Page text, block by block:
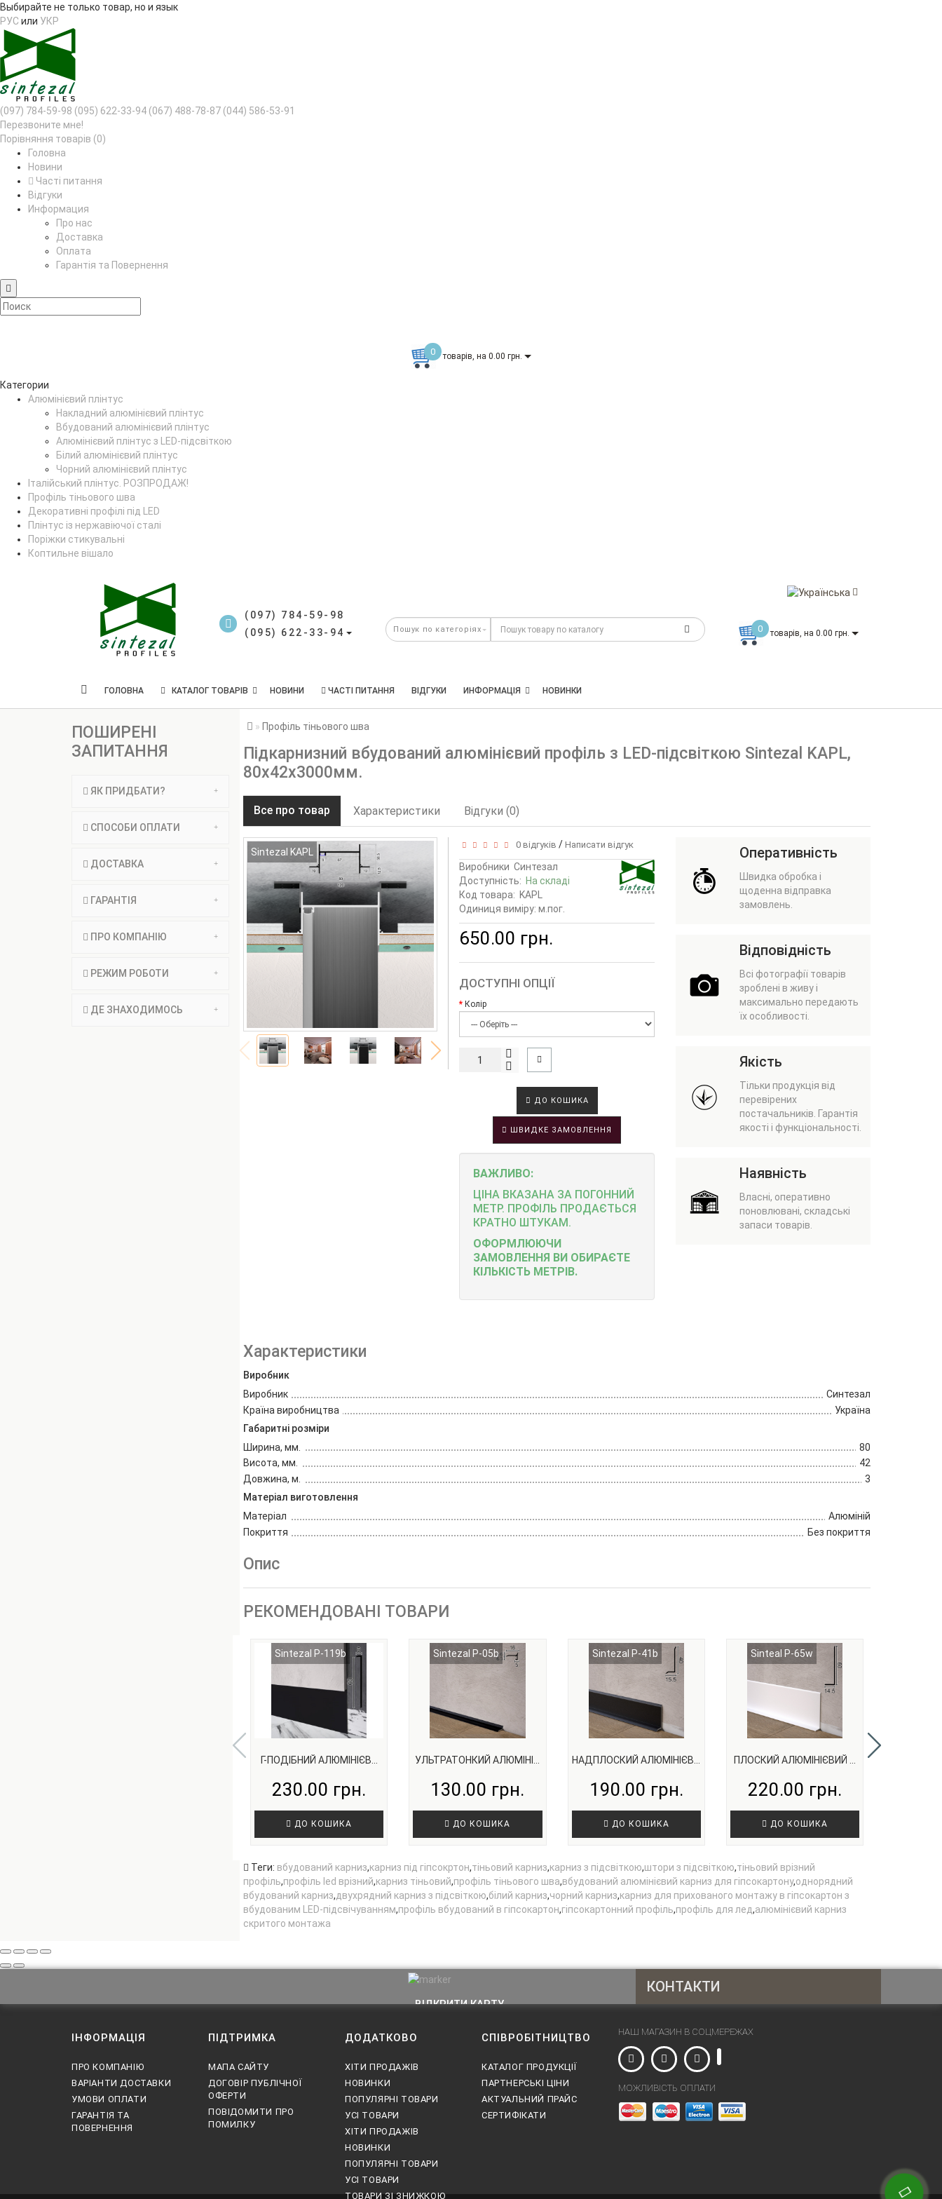
Выбирайте не только товар, но и язык
РУС или УКР
(097) 784-59-98 (095) 622-33-94 (067) 488-78-87 (044) 586-53-91
Перезвоните мне!
Порівняння товарів (0)
Головна
Новини
Часті питання
Відгуки
Информация
Про нас
Доставка
Оплата
Гарантія та Повернення
0 товарів, на 0.00 грн.
Категории
Алюмінієвий плінтус
Накладний алюмінієвий плінтус
Вбудований алюмінієвий плінтус
Алюмінієвий плінтус з LED-підсвіткою
Білий алюмінієвий плінтус
Чорний алюмінієвий плінтус
Італійський плінтус. РОЗПРОДАЖ!
Профіль тіньового шва
Декоративні профілі під LED
Плінтус із нержавіючої сталі
Поріжки стикувальні
Коптильне вішало
(097) 784-59-98
(095) 622-33-94
0 товарів, на 0.00 грн.
ГОЛОВНА КАТАЛОГ ТОВАРІВ НОВИНИ ЧАСТІ ПИТАННЯ ВІДГУКИ ИНФОРМАЦІЯ НОВИНКИ
ПОШИРЕНІ
ЗАПИТАННЯ
ЯК ПРИДБАТИ?
СПОСОБИ ОПЛАТИ
ДОСТАВКА
ГАРАНТІЯ
ПРО КОМПАНІЮ
РЕЖИМ РОБОТИ
ДЕ ЗНАХОДИМОСЬ
Профіль тіньового шва
Підкарнизний вбудований алюмінієвий профіль з LED-підсвіткою Sintezal KAPL,
80х42x3000мм.
Все про товар Характеристики Відгуки (0)
Sintezal KAPL
0 відгуків / Написати відгук
Виробники Синтезал
Доступність: На складі
Код товара: KAPL
Одиниця виміру: м.пог.
650.00 грн.
ДОСТУПНІ ОПЦІЇ
Колір
ДО КОШИКА
ШВИДКЕ ЗАМОВЛЕННЯ
ВАЖЛИВО:
ЦІНА ВКАЗАНА ЗА ПОГОННИЙ
МЕТР. ПРОФІЛЬ ПРОДАЄТЬСЯ
КРАТНО ШТУКАМ.
ОФОРМЛЮЮЧИ
ЗАМОВЛЕННЯ ВИ ОБИРАЄТЕ
КІЛЬКІСТЬ МЕТРІВ.
Оперативність
Швидка обробка і
щоденна відправка
замовлень.
Відповідність
Всі фотографії товарів
зроблені в живу і
максимально передають
їх особливості.
Якість
Тільки продукція від
перевірених
постачальників. Гарантія
якості і функціональності.
Наявність
Власні, оперативно
поновлювані, складські
запаси товарів.
Характеристики
Виробник
Виробник
Синтезал
Країна виробництва
Україна
Габаритні розміри
Ширина, мм.
80
Висота, мм.
42
Довжина, м.
3
Матеріал виготовлення
Матеріал
Алюміній
Покриття
Без покриття
Опис
РЕКОМЕНДОВАНІ ТОВАРИ
Sintezal P-119b
Г-ПОДІБНИЙ АЛЮМІНІЄВ...
230.00 грн.
ДО КОШИКА
Sintezal P-05b
УЛЬТРАТОНКИЙ АЛЮМІНІ...
130.00 грн.
ДО КОШИКА
Sintezal P-41b
НАДПЛОСКИЙ АЛЮМІНІЄВ...
190.00 грн.
ДО КОШИКА
Sinteal P-65w
ПЛОСКИЙ АЛЮМІНІЄВИЙ ...
220.00 грн.
ДО КОШИКА
Теги: вбудований карниз,карниз під гіпсокртон,тіньовий карниз,карниз з підсвіткою,штори з підсвіткою,тіньовий врізний
профіль,профіль led врізний,карниз тіньовий,профіль тіньового шва,вбудований алюмінієвий карниз для гіпсокартону,однорядний
вбудований карниз,двухрядний карниз з підсвіткою,білий карниз,чорний карниз,карниз для прихованого монтажу в гіпсокартон з
вбудованим LED-підсвічуванням,профіль вбудований в гіпсокартон,гіпсокартонний профіль,профіль для лед,алюмінієвий карниз
скритого монтажа
ВІДКРИТИ КАРТУ
КОНТАКТИ
(095) 622-33-94
(044) 586-53-91
м. Київ, вул. Бориспільска, 7, БЦ
"АрмТек", оф. 138
ІНФОРМАЦІЯ
ПРО КОМПАНІЮ
ВАРІАНТИ ДОСТАВКИ
УМОВИ ОПЛАТИ
ГАРАНТІЯ ТА
ПОВЕРНЕННЯ
ПІДТРИМКА
МАПА САЙТУ
ДОГОВІР ПУБЛІЧНОЇ
ОФЕРТИ
ПОВІДОМИТИ ПРО
ПОМИЛКУ
ДОДАТКОВО
ХІТИ ПРОДАЖІВ
НОВИНКИ
ПОПУЛЯРНІ ТОВАРИ
УСІ ТОВАРИ
ХІТИ ПРОДАЖІВ
НОВИНКИ
ПОПУЛЯРНІ ТОВАРИ
УСІ ТОВАРИ
ТОВАРИ ЗІ ЗНИЖКОЮ
СПІВРОБІТНИЦТВО
КАТАЛОГ ПРОДУКЦІЇ
ПАРТНЕРСЬКІ ЦІНИ
АКТУАЛЬНИЙ ПРАЙС
СЕРТИФІКАТИ
НАШ МАГАЗИН В СОЦМЕРЕЖАХ
МОЖЛИВІСТЬ ОПЛАТИ